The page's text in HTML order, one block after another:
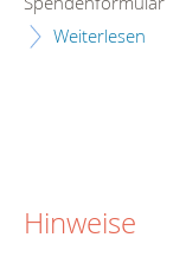
Weiterlesen
Hinweise